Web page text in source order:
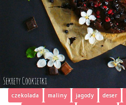
czekolada maliny jagody deser